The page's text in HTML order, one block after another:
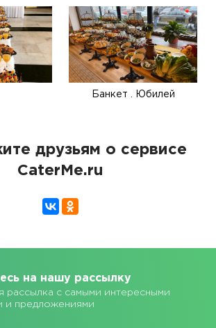
Банкет . Юбилей
друзьям о сервисе
CaterMe.ru
на нашу рассылку
рассылка с самыми интересными
и предложениями